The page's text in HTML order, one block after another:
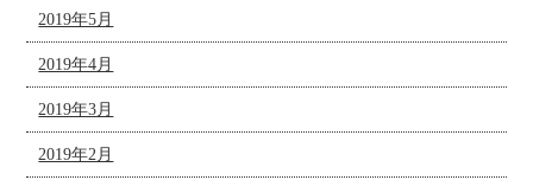
2019年5月
2019年4月
2019年3月
2019年2月